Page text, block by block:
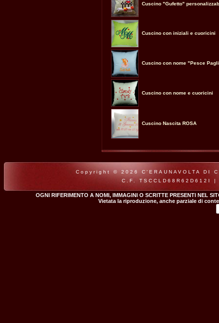
Cuscino "Gufetto"
Cuscino con iniziali e cuoricini
Cuscino con nome "Pesce
Cuscino con nome e cuoricini
Cuscino Nascita ROSA
Copyright © 2026 C'ERAUNAVOLTA
C.F. TSCCLD68R62D612I
OGNI RIFERIMENTO A NOMI, IMMAGINI O SCRITTE PRESENTI NEL
Vietata la riproduzione, anche parziale di